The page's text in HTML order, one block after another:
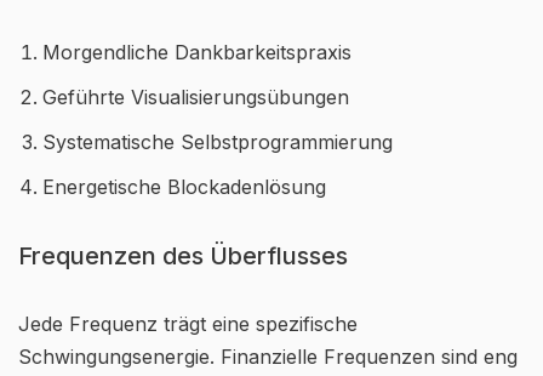
Morgendliche Dankbarkeitspraxis
Geführte Visualisierungsübungen
Systematische Selbstprogrammierung
Energetische Blockadenlösung
Frequenzen des Überflusses
Jede Frequenz trägt eine spezifische
Schwingungsenergie. Finanzielle Frequenzen sind eng